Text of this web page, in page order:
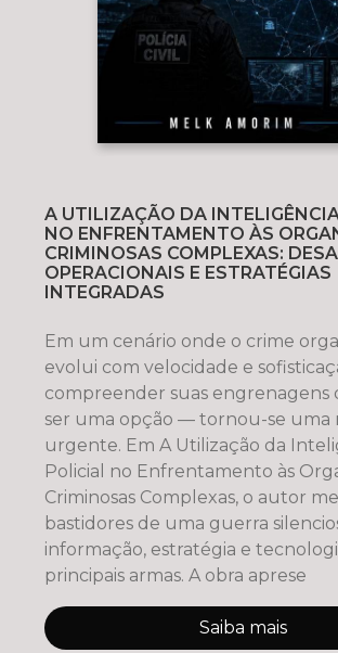
A UTILIZAÇÃO DA
NO ENFRENTAMENTO ÀS
CRIMINOSAS COMPLEXAS:
OPERACIONAIS E ESTRATÉGIAS
INTEGRADAS
Em um cenário onde o crime
evolui com velocidade e
compreender suas engrenagens
ser uma opção — tornou-se uma
urgente. Em A Utilização da
Policial no Enfrentamento às
Criminosas Complexas, o autor
bastidores de uma guerra
informação, estratégia e
principais armas. A obra aprese
Saiba mais